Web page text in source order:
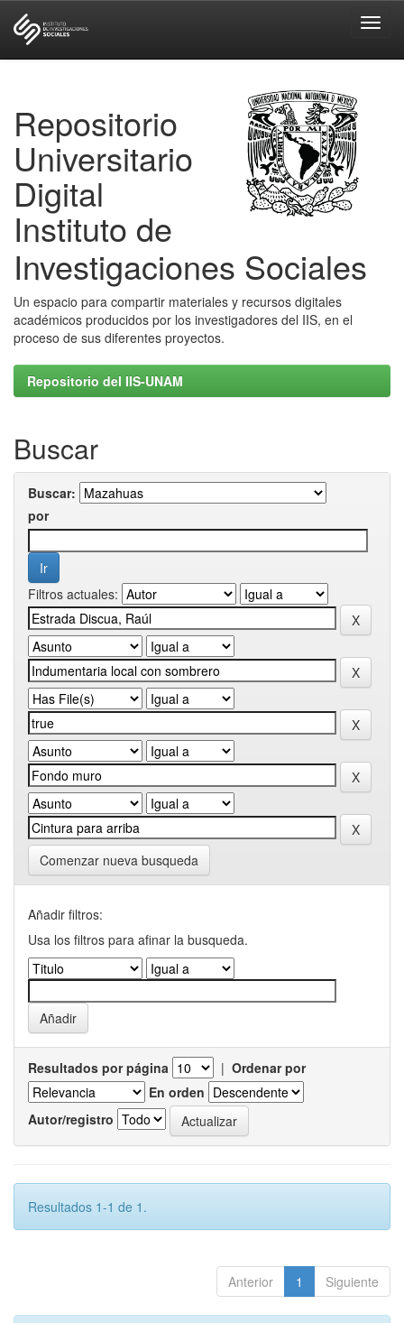
Repositorio
Universitario
Digital
Instituto de
Investigaciones Sociales
Un espacio para compartir materiales y recursos digitales
académicos producidos por los investigadores del IIS, en el
proceso de sus diferentes proyectos.
Repositorio del IIS-UNAM
Buscar
Buscar:
por
Filtros actuales:
Comenzar nueva busqueda
Añadir filtros:
Usa los filtros para afinar la busqueda.
Resultados por página | Ordenar por
En orden
Autor/registro
Resultados 1-1 de 1.
Anterior 1 Siguiente